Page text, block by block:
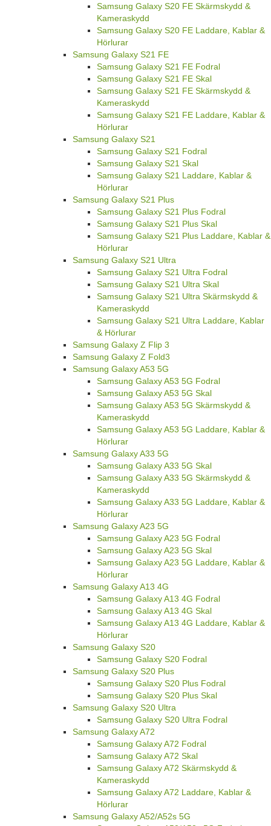
Samsung Galaxy S20 FE Skärmskydd &
Kameraskydd
Samsung Galaxy S20 FE Laddare, Kablar &
Hörlurar
Samsung Galaxy S21 FE
Samsung Galaxy S21 FE Fodral
Samsung Galaxy S21 FE Skal
Samsung Galaxy S21 FE Skärmskydd &
Kameraskydd
Samsung Galaxy S21 FE Laddare, Kablar &
Hörlurar
Samsung Galaxy S21
Samsung Galaxy S21 Fodral
Samsung Galaxy S21 Skal
Samsung Galaxy S21 Laddare, Kablar &
Hörlurar
Samsung Galaxy S21 Plus
Samsung Galaxy S21 Plus Fodral
Samsung Galaxy S21 Plus Skal
Samsung Galaxy S21 Plus Laddare, Kablar &
Hörlurar
Samsung Galaxy S21 Ultra
Samsung Galaxy S21 Ultra Fodral
Samsung Galaxy S21 Ultra Skal
Samsung Galaxy S21 Ultra Skärmskydd &
Kameraskydd
Samsung Galaxy S21 Ultra Laddare, Kablar
& Hörlurar
Samsung Galaxy Z Flip 3
Samsung Galaxy Z Fold3
Samsung Galaxy A53 5G
Samsung Galaxy A53 5G Fodral
Samsung Galaxy A53 5G Skal
Samsung Galaxy A53 5G Skärmskydd &
Kameraskydd
Samsung Galaxy A53 5G Laddare, Kablar &
Hörlurar
Samsung Galaxy A33 5G
Samsung Galaxy A33 5G Skal
Samsung Galaxy A33 5G Skärmskydd &
Kameraskydd
Samsung Galaxy A33 5G Laddare, Kablar &
Hörlurar
Samsung Galaxy A23 5G
Samsung Galaxy A23 5G Fodral
Samsung Galaxy A23 5G Skal
Samsung Galaxy A23 5G Laddare, Kablar &
Hörlurar
Samsung Galaxy A13 4G
Samsung Galaxy A13 4G Fodral
Samsung Galaxy A13 4G Skal
Samsung Galaxy A13 4G Laddare, Kablar &
Hörlurar
Samsung Galaxy S20
Samsung Galaxy S20 Fodral
Samsung Galaxy S20 Plus
Samsung Galaxy S20 Plus Fodral
Samsung Galaxy S20 Plus Skal
Samsung Galaxy S20 Ultra
Samsung Galaxy S20 Ultra Fodral
Samsung Galaxy A72
Samsung Galaxy A72 Fodral
Samsung Galaxy A72 Skal
Samsung Galaxy A72 Skärmskydd &
Kameraskydd
Samsung Galaxy A72 Laddare, Kablar &
Hörlurar
Samsung Galaxy A52/A52s 5G